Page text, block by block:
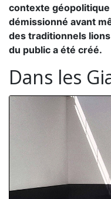
contexte
démissionné avant
des traditionnels
du public a été créé.
Dans les